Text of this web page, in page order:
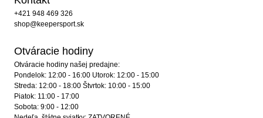
+421 948 469 326
shop@keepersport.sk
Otváracie hodiny
Otváracie hodiny našej predajne:
Pondelok: 12:00 - 16:00 Utorok: 12:00 - 15:00
Streda: 12:00 - 18:00 Štvrtok: 10:00 - 15:00
Piatok: 11:00 - 17:00
Sobota: 9:00 - 12:00